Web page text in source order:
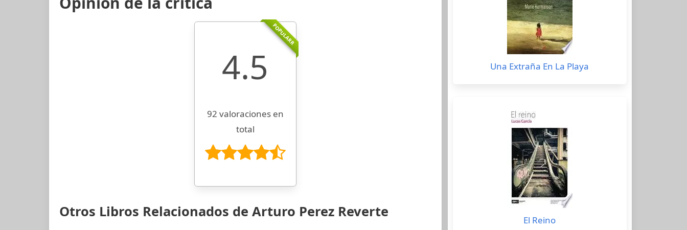
POPULARR
4.5
92 valoraciones en
total
Otros Libros Relacionados de Arturo Perez Reverte
Una Extraña En La Playa
El Reino